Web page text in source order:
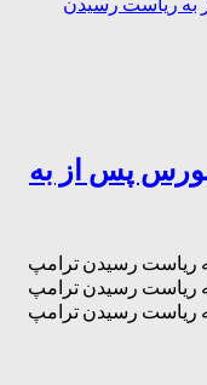
پس از به
رسیدن ترامپ
رسیدن ترامپ
رسیدن ترامپ